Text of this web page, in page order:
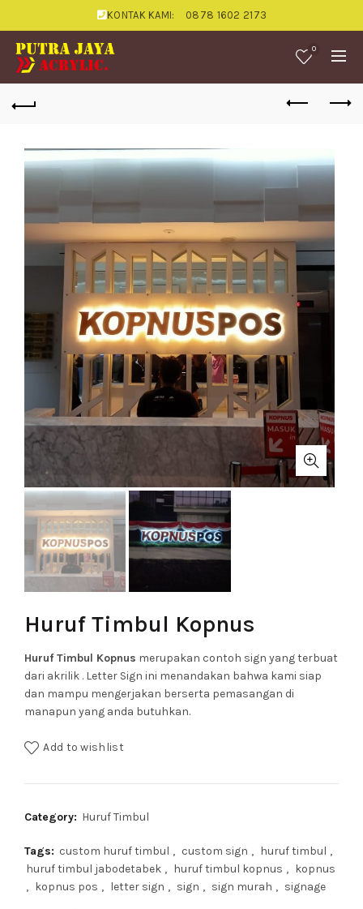
KONTAK KAMI: 0878 1602 2173
0
Huruf Timbul Kopnus
Huruf Timbul Kopnus merupakan contoh sign yang terbuat
dari akrilik . Letter Sign ini menandakan bahwa kami siap
dan mampu mengerjakan berserta pemasangan di
manapun yang anda butuhkan.
Add to wishlist
Category: Huruf Timbul
Tags: custom huruf timbul , custom sign , huruf timbul ,
huruf timbul jabodetabek , huruf timbul kopnus , kopnus
, kopnus pos , letter sign , sign , sign murah , signage